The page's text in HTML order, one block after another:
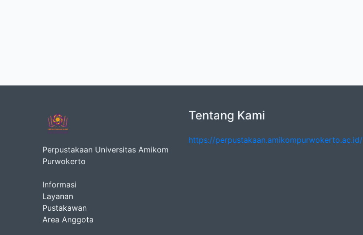
Perpustakaan Universitas Amikom
Purwokerto
Informasi
Layanan
Pustakawan
Area Anggota
Tentang Kami
https://perpustakaan.amikompurwokerto.ac.id/